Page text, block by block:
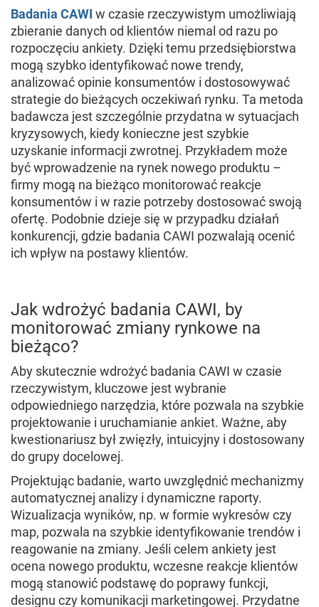
Badania CAWI w czasie rzeczywistym umożliwiają
zbieranie danych od klientów niemal od razu po
rozpoczęciu ankiety. Dzięki temu przedsiębiorstwa
mogą szybko identyfikować nowe trendy,
analizować opinie konsumentów i dostosowywać
strategie do bieżących oczekiwań rynku. Ta metoda
badawcza jest szczególnie przydatna w sytuacjach
kryzysowych, kiedy konieczne jest szybkie
uzyskanie informacji zwrotnej. Przykładem może
być wprowadzenie na rynek nowego produktu –
firmy mogą na bieżąco monitorować reakcje
konsumentów i w razie potrzeby dostosować swoją
ofertę. Podobnie dzieje się w przypadku działań
konkurencji, gdzie badania CAWI pozwalają ocenić
ich wpływ na postawy klientów.
Jak wdrożyć badania CAWI, by
monitorować zmiany rynkowe na
bieżąco?
Aby skutecznie wdrożyć badania CAWI w czasie
rzeczywistym, kluczowe jest wybranie
odpowiedniego narzędzia, które pozwala na szybkie
projektowanie i uruchamianie ankiet. Ważne, aby
kwestionariusz był zwięzły, intuicyjny i dostosowany
do grupy docelowej.
Projektując badanie, warto uwzględnić mechanizmy
automatycznej analizy i dynamiczne raporty.
Wizualizacja wyników, np. w formie wykresów czy
map, pozwala na szybkie identyfikowanie trendów i
reagowanie na zmiany. Jeśli celem ankiety jest
ocena nowego produktu, wczesne reakcje klientów
mogą stanowić podstawę do poprawy funkcji,
designu czy komunikacji marketingowej. Przydatne